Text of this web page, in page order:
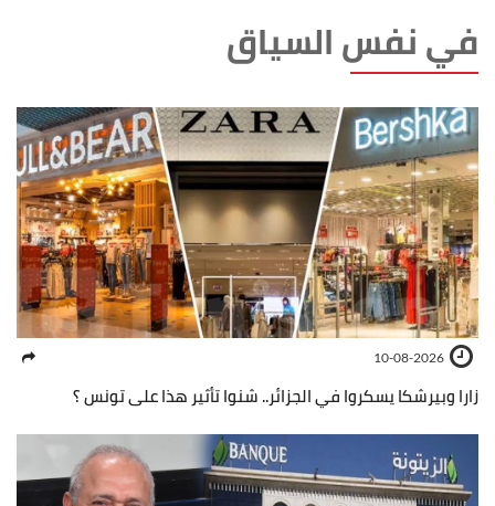
في نفس السياق
10-08-2026
زارا وبيرشكا يسكروا في الجزائر.. شنوا تأثير هذا على تونس ؟